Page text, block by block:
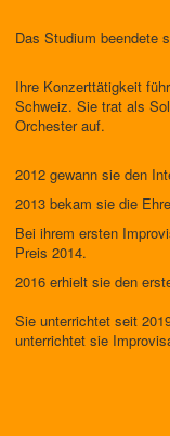
Das Studium beendete
Ihre Konzerttätigkeit
Schweiz. Sie trat als
Orchester auf.
2012 gewann sie den
2013 bekam sie die
Bei ihrem ersten
Preis 2014.
2016 erhielt sie den
Sie unterrichtet seit
unterrichtet sie